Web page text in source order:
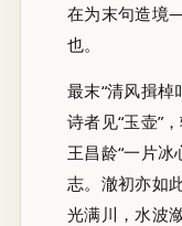
在为末句造境
也。
最末“清风揖棹
诗者见“玉壶”
王昌龄“一片冰
志。澈初亦如
光满川，水波